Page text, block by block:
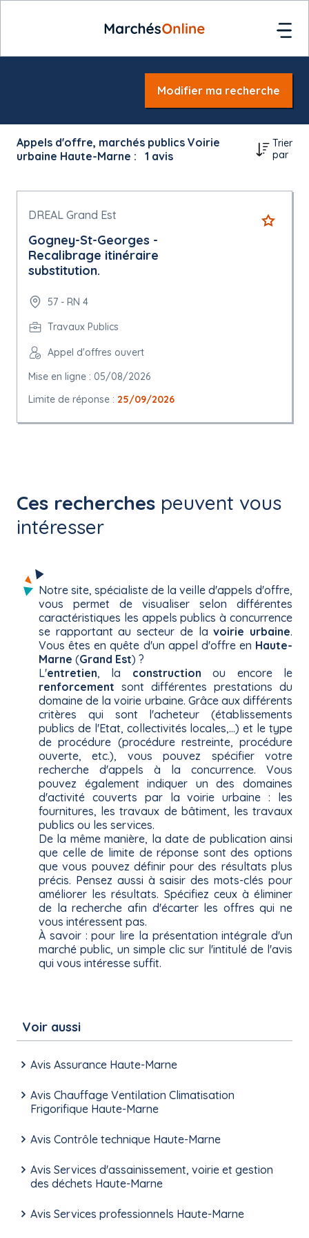
Modifier ma recherche
Appels d'offre, marchés publics Voirie
urbaine Haute-Marne :
1 avis
Trier
par
DREAL Grand Est
Gogney-St-Georges -
Recalibrage itinéraire
substitution.
57 - RN 4
Travaux Publics
Appel d'offres ouvert
Mise en ligne : 05/08/2026
Limite de réponse : 25/09/2026
Ces recherches peuvent vous
intéresser
Notre site, spécialiste de la veille d'appels d'offre,
vous permet de visualiser selon différentes
caractéristiques les appels publics à concurrence
se rapportant au secteur de lavoirie urbaine.
Vous êtes en quête d'un appel d'offre en Haute-
Marne (Grand Est) ?
L'entretien, la construction ou encore le
renforcement sont différentes prestations du
domaine de la voirie urbaine. Grâce aux différents
critères qui sont l'acheteur (établissements
publics de l'Etat, collectivités locales,...) et le type
de procédure (procédure restreinte, procédure
ouverte, etc.), vous pouvez spécifier votre
recherche d'appels à la concurrence. Vous
pouvez également indiquer un des domaines
d'activité couverts par la voirie urbaine : les
fournitures, les travaux de bâtiment, les travaux
publics ou les services.
De la même manière, la date de publication ainsi
que celle de limite de réponse sont des options
que vous pouvez définir pour des résultats plus
précis. Pensez aussi à saisir des mots-clés pour
améliorer les résultats. Spécifiez ceux à éliminer
de la recherche afin d'écarter les offres qui ne
vous intéressent pas.
À savoir : pour lire la présentation intégrale d'un
marché public, un simple clic sur l'intitulé de l'avis
qui vous intéresse suffit.
Voir aussi
Avis Assurance Haute-Marne
Avis Chauffage Ventilation Climatisation
Frigorifique Haute-Marne
Avis Contrôle technique Haute-Marne
Avis Services d'assainissement, voirie et gestion
des déchets Haute-Marne
Avis Services professionnels Haute-Marne